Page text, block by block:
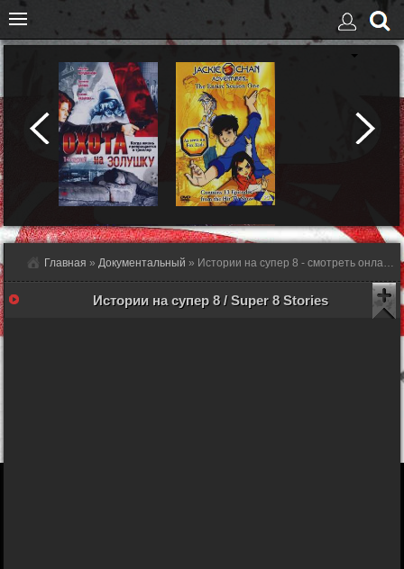
Главная »Документальный » Истории на супер 8 - смотреть онлайн
Истории на супер 8 / Super 8 Stories